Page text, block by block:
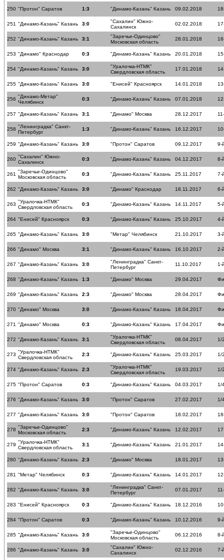
250 "Протон" Саратов 1:3 "Динамо-Казань" Казань 09.02.2018
251 "Динамо-Казань" Казань 3:0
"Сахалин" Южно-
Сахалинск
02.02.2018
252 "Динамо-Казань" Казань 3:1
"Заречье-Одинцово"
Московская область
28.01.2018
253 "Динамо" Краснодар 0:3 "Динамо-Казань" Казань 20.01.2018
254 "Динамо-Казань" Казань 3:0
"Уралочка-НТМК"
Свердловская область
17.01.2018
255 "Динамо-Казань" Казань 3:0 "Енисей" Красноярск 14.01.2018
256 "Динамо-Метар"
Челябинск
0:3 "Динамо-Казань" Казань 07.01.2018
257 "Динамо-Казань" Казань 3:1 "Динамо" Москва 28.12.2017
258 "Ленинградка" Санкт-
Петербург
1:3 "Динамо-Казань" Казань 16.12.2017
259 "Динамо-Казань" Казань 3:0 "Протон" Саратов 09.12.2017 9-
260 "Сахалин" Южно-
Сахалинск
0:3 "Динамо-Казань" Казань 04.12.2017 8-
261 "Заречье-Одинцово"
Московская область
0:3 "Динамо-Казань" Казань 25.11.2017 7-
262 "Динамо-Казань" Казань 3:0 "Динамо" Краснодар 18.11.2017 6-
263 "Уралочка-НТМК"
Свердловская область
0:3 "Динамо-Казань" Казань 14.11.2017 5-
264 "Енисей" Красноярск 0:3 "Динамо-Казань" Казань 25.10.2017 4-
265 "Динамо-Казань" Казань 3:0 "Метар" Челябинск 21.10.2017 3-
266 "Динамо" Москва 3:1 "Динамо-Казань" Казань 16.10.2017 2-
267 "Динамо-Казань" Казань 3:0
"Ленинградка" Санкт-
Петербург
11.10.2017 1-
268 "Динамо-Казань" Казань 1:3 "Динамо" Москва 29.04.2017
269 "Динамо-Казань" Казань 2:3 "Динамо" Москва 28.04.2017
270 "Динамо" Москва 3:0 "Динамо-Казань" Казань 18.04.2017
271 "Динамо" Москва 0:3 "Динамо-Казань" Казань 17.04.2017
272 "Динамо-Казань" Казань 3:1
"Уралочка-НТМК"
Свердловская область
08.04.2017 1/
273 "Уралочка-НТМК"
Свердловская область
2:3 "Динамо-Казань" Казань 25.03.2017 1/
274 "Динамо-Казань" Казань 2:3
"Уралочка-НТМК"
Свердловская область
19.03.2017 1/
275 "Протон" Саратов 0:3 "Динамо-Казань" Казань 04.03.2017 1/
276 "Динамо-Казань" Казань 3:0 "Протон" Саратов 27.02.2017 1/
277 "Динамо-Казань" Казань 3:0 "Протон" Саратов 18.02.2017
278 "Заречье-Одинцово"
Московская область
2:3 "Динамо-Казань" Казань 12.02.2017
279 "Уралочка-НТМК"
Свердловская область
3:1 "Динамо-Казань" Казань 21.01.2017
280 "Динамо-Казань" Казань 2:3 "Динамо" Москва 18.01.2017
281 "Метар" Челябинск 0:3 "Динамо-Казань" Казань 14.01.2017
282 "Динамо-Казань" Казань 3:0
"Ленинградка" Санкт-
Петербург
07.01.2017
283 "Енисей" Красноярск 0:3 "Динамо-Казань" Казань 18.12.2016
284 "Протон" Саратов 0:3 "Динамо-Казань" Казань 10.12.2016 9-
285 "Динамо-Казань" Казань 3:0
"Заречье-Одинцово"
Московская область
06.12.2016 8-
286 "Динамо-Казань" Казань 3:0
"Сахалин" Южно-
Сахалинск
02.12.2016 7-